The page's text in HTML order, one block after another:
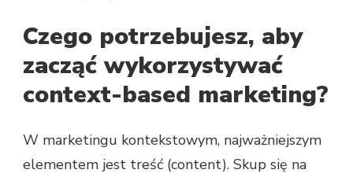
Czego potrzebujesz, aby
zacząć wykorzystywać
context-based marketing?
W marketingu kontekstowym, najważniejszym
elementem jest treść (content). Skup się na